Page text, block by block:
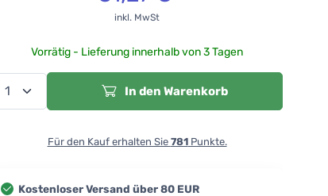
inkl. MwSt
Vorrätig - Lieferung innerhalb von 3 Tagen
In den Warenkorb
Für den Kauf erhalten Sie 781Punkte.
Kostenloser Versand über 80 EUR